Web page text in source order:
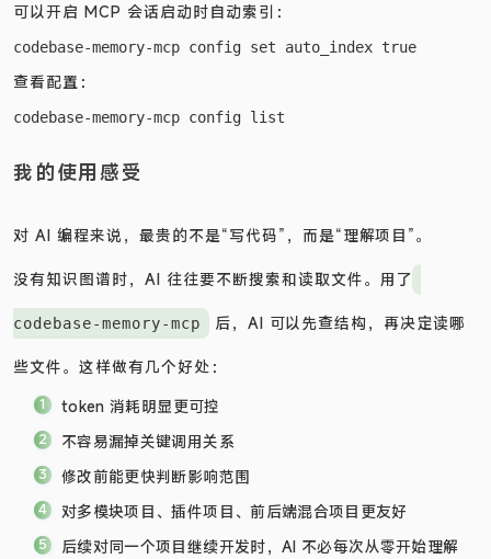
可以开启 MCP 会话启动时自动索引：
查看配置：
我的使用感受
对 AI 编程来说，最贵的不是“写代码”，而是“理解项目”。
没有知识图谱时，AI 往往要不断搜索和读取文件。用了
codebase-memory-mcp 后，AI 可以先查结构，再决定读哪
些文件。这样做有几个好处：
token 消耗明显更可控
不容易漏掉关键调用关系
修改前能更快判断影响范围
对多模块项目、插件项目、前后端混合项目更友好
后续对同一个项目继续开发时，AI 不必每次从零开始理解